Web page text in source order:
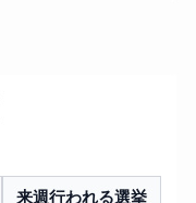
来週行われる選挙